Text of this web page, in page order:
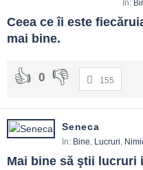
In:
Ceea ce îi este
mai bine.
0 155
Seneca
In: Bine, Lucruri,
Mai bine să ştii lucruri